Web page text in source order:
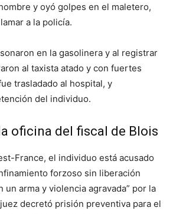
y oyó golpes en el maletero,
a la policía.
en la gasolinera y al registrar
al taxista atado y con fuertes
trasladado al hospital, y
del individuo.
oficina del fiscal de Blois
France, el individuo está acusado
forzoso sin liberación
un arma y violencia agravada” por la
decretó prisión preventiva para el